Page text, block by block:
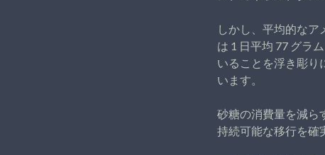
しかし、平均的なア
は 1 日平均 77 グラ
いることを浮き彫り
います。
砂糖の消費量を減ら
持続可能な移行を確